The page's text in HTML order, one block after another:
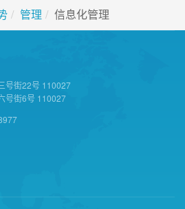
管理 信息化管理
号街22号 110027
号街6号 110027